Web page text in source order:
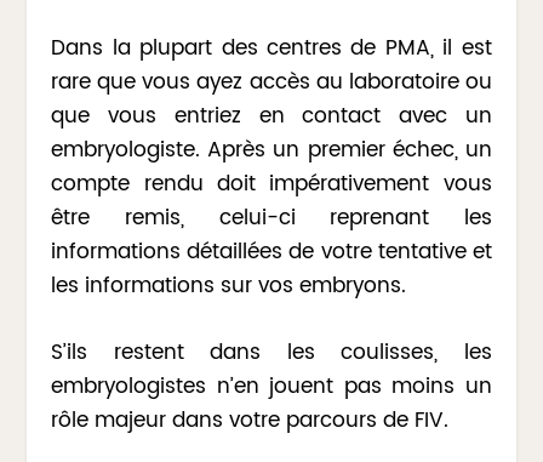
Dans la plupart des centres de PMA, il est
rare que vous ayez accès au laboratoire ou
que vous entriez en contact avec un
embryologiste. Après un premier échec, un
compte rendu doit impérativement vous
être remis, celui-ci reprenant les
informations détaillées de votre tentative et
les informations sur vos embryons.
S’ils restent dans les coulisses, les
embryologistes n’en jouent pas moins un
rôle majeur dans votre parcours de FIV.